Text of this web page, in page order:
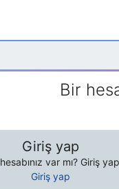
Bir
Giriş yap
var mı? Giriş
Giriş yap